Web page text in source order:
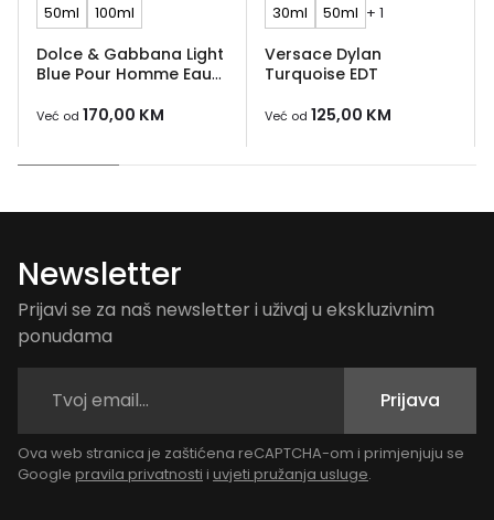
50ml 100ml
Dolce & Gabbana Light
Blue Pour Homme Eau
Već od 170,00 KM
30ml 50ml + 1
Versace Dylan
Turquoise EDT
Već od 125,00 KM
Newsletter
Prijavi se za naš newsletter i uživaj u ekskluzivnim
ponudama
Prijava
Ova web stranica je zaštićena reCAPTCHA-om i primjenjuju se
Google pravila privatnosti i uvjeti pružanja usluge.